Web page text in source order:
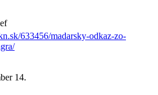
633456/madarsky-odkaz-zo-
14.